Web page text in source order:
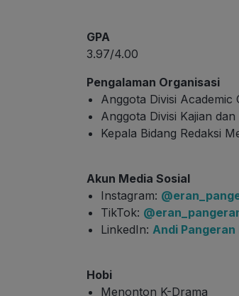
GPA
3.97/4.00
Pengalaman Organisasi
Anggota Divisi
Anggota Divisi Kajian
Kepala Bidang Redaksi
Akun Media Sosial
Instagram:
TikTok:
LinkedIn: Andi Pangeran
Hobi
Menonton K-Drama